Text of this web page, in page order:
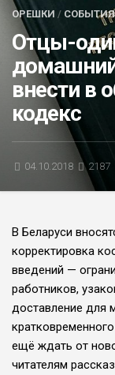
БЛИЦ-ОПРОС
АФИША
ОРЕШКИ / СОБЫТИЯ
Отцы-
домашний
внести в
кодекс
04.10.2018 2187
В Беларуси
корректировка
введений —
работников,
доставление для
ещё ждать от
читателям